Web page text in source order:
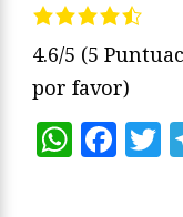
4.6/5 (5
por favor)